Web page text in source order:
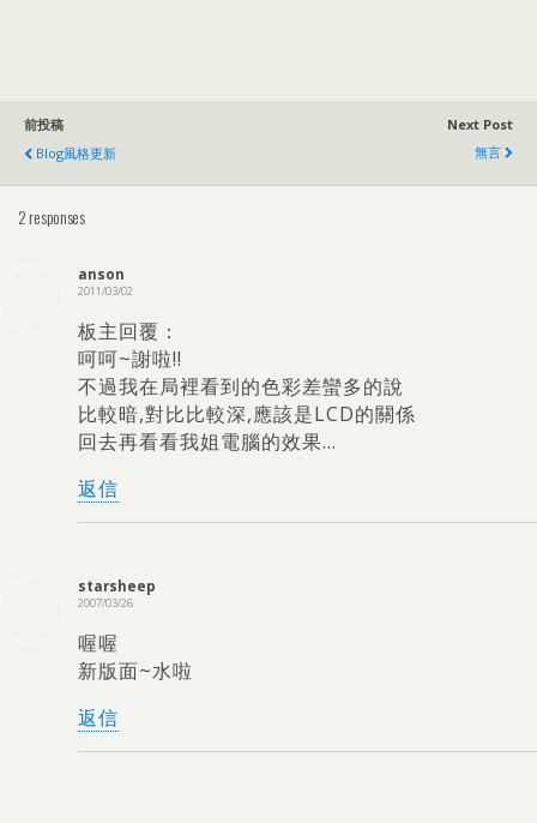
前投稿
Blog風格更新
Next Post
無言
2responses
anson
2011/03/02
板主回覆：
呵呵~謝啦!!
不過我在局裡看到的色彩差蠻多的說
比較暗,對比比較深,應該是LCD的關係
回去再看看我姐電腦的效果…
返信
starsheep
2007/03/26
喔喔
新版面~水啦
返信